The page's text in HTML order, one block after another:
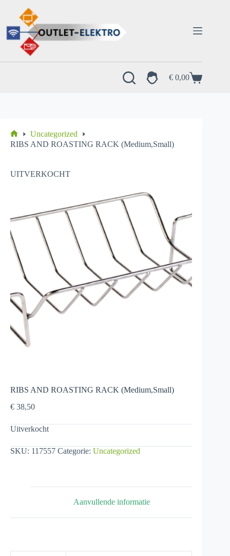
inhoud
Winkelwagen
€ 0,00
Home
Uncategorized
RIBS AND ROASTING RACK (Medium,Small)
UITVERKOCHT
RIBS AND ROASTING RACK (Medium,Small)
€ 38,50
Uitverkocht
SKU: 117557 Categorie: Uncategorized
Aanvullende informatie